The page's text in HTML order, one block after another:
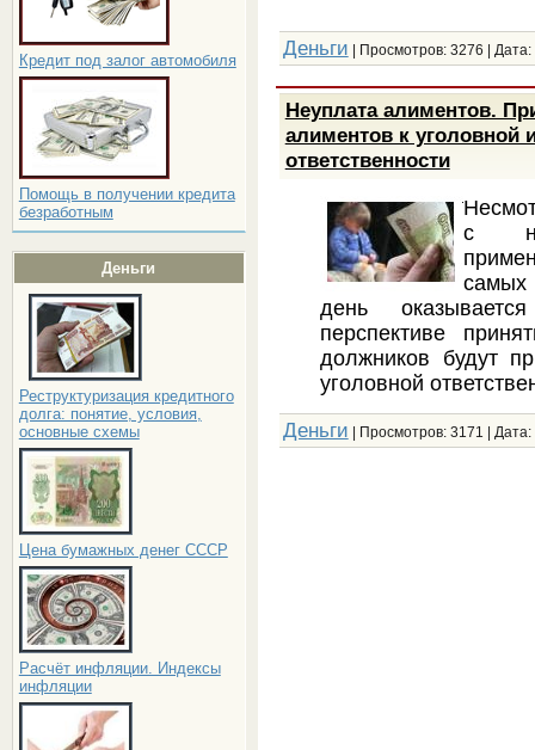
Кредит под залог автомобиля
Помощь в получении кредита
безработным
Деньги
Реструктуризация кредитного
долга: понятие, условия,
основные схемы
Цена бумажных денег СССР
Расчёт инфляции. Индексы
инфляции
Деньги | Просмотров: 3276 | Дата:
Неуплата алиментов.
алиментов к уголовной
ответственности
с
самых
день
перспективе
должников будут
уголовной
Деньги | Просмотров: 3171 | Дата: